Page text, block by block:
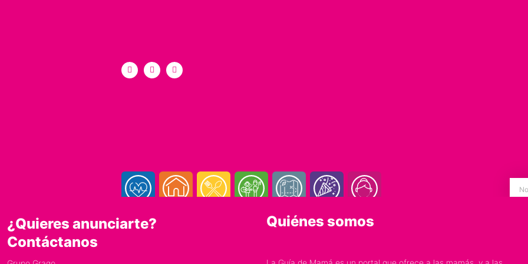
¿Quieres anunciarte?
Contáctanos
Quiénes somos